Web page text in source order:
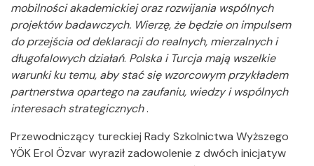
mobilności akademickiej oraz rozwijania wspólnych
projektów badawczych. Wierzę, że będzie on impulsem
do przejścia od deklaracji do realnych, mierzalnych i
długofalowych działań. Polska i Turcja mają wszelkie
warunki ku temu, aby stać się wzorcowym przykładem
partnerstwa opartego na zaufaniu, wiedzy i wspólnych
interesach strategicznych.
Przewodniczący tureckiej Rady Szkolnictwa Wyższego
YÖK Erol Özvar wyraził zadowolenie z dwóch inicjatyw